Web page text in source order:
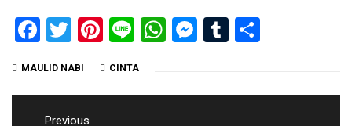
Facebook
Twitter
Pinterest
LineWhatsApp
Messenger
Tumblr
MAULID NABI CINTA
PostPrevious